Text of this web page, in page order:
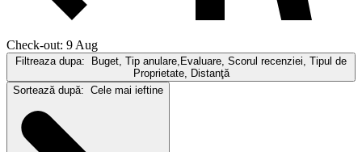
Check-out: 9 Aug
Filtreaza dupa:
Buget, Tip anulare,Evaluare, Scorul recenziei, Tipul de
Proprietate, Distanţă
Sortează după: Cele mai ieftine